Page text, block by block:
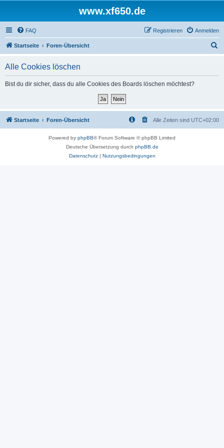
www.xf650.de
FAQ Anmelden
Registrieren
Startseite Foren-Übersicht
Alle Cookies löschen
Bist du dir sicher, dass du alle Cookies des Boards löschen möchtest?
Startseite Foren-Übersicht Alle Zeiten sind UTC+02:00
Powered by phpBB® Forum Software © phpBB Limited
Deutsche Übersetzung durch phpBB.de
Datenschutz| Nutzungsbedingungen